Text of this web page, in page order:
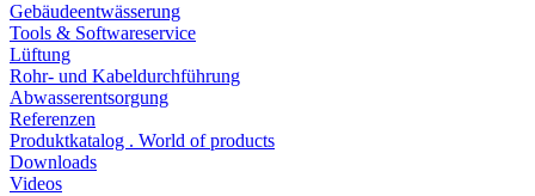
Gebäudeentwässerung
Tools & Softwareservice
Lüftung
Rohr- und Kabeldurchführung
Abwasserentsorgung
Referenzen
Produktkatalog . World of products
Downloads
Videos